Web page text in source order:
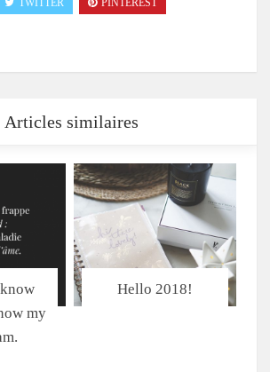
TWITTER
PINTEREST
Articles similaires
my
Hello 2018!